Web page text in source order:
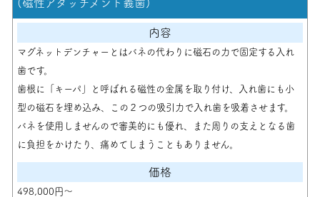
(磁性アタッチメント義歯)
マグネットデンチャーとはバネの代わりに磁石の力で固定する入れ
歯です。
歯根に「キーパ」と呼ばれる磁性の金属を取り付け、入れ歯にも小
型の磁石を埋め込み、この２つの吸引力で入れ歯を吸着させます。
バネを使用しませんので審美的にも優れ、また周りの支えとなる歯
に負担をかけたり、痛めてしまうこともありません。
498,000円〜